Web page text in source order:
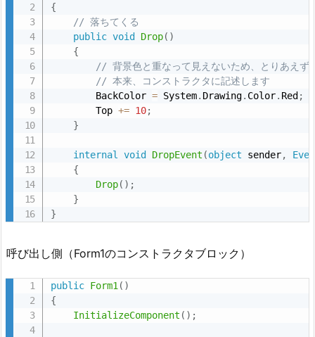
{
// 落ちてくる
public void Drop( )
{
// 背景色と重なって見えないため、とりあえず
// 本来、コンストラクタに記述します
        BackColor
= System. Drawing. Color. Red ;
        Top
+= 10;
}
internal void DropEvent (object sender,
{
Drop( ) ;
}
}
呼び出し側（Form1のコンストラクタブロック）
public Form1 ( )
{
InitializeComponent ( ) ;